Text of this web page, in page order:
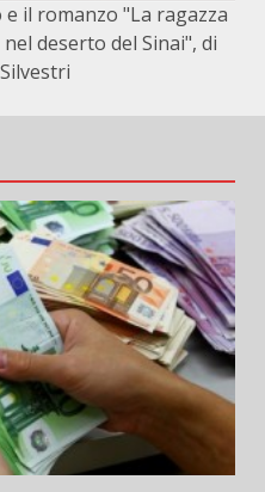
il romanzo "La ragazza
deserto del Sinai", di